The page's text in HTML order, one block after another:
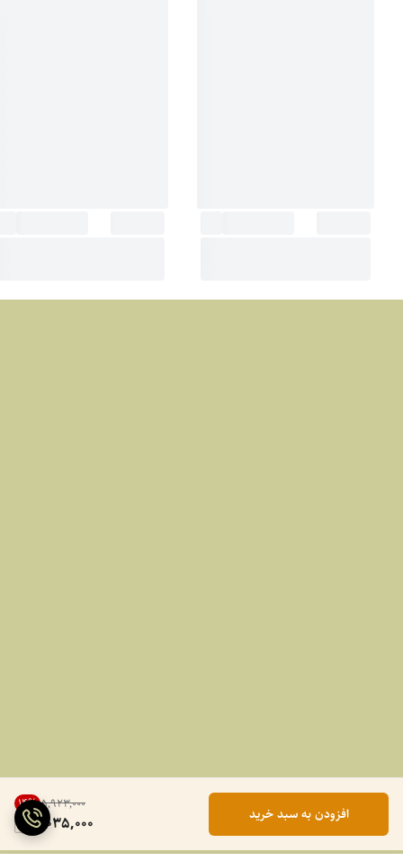
۵٬۹۲۳٬۰۰۰ 14%
5,035,000 افزودن به سبد خرید